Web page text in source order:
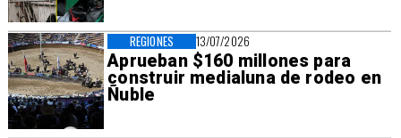
13/07/2026
Aprueban $160 millones para
construir medialuna de rodeo en
Ñuble
REGIONES